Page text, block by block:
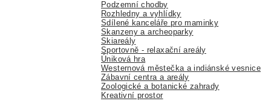
Podzemní chodby
Rozhledny a vyhlídky
Sdílené kanceláře pro maminky
Skanzeny a archeoparky
Skiareály
Sportovně - relaxační areály
Úniková hra
Westernová městečka a indiánské vesnice
Zábavní centra a areály
Zoologické a botanické zahrady
Kreativní prostor